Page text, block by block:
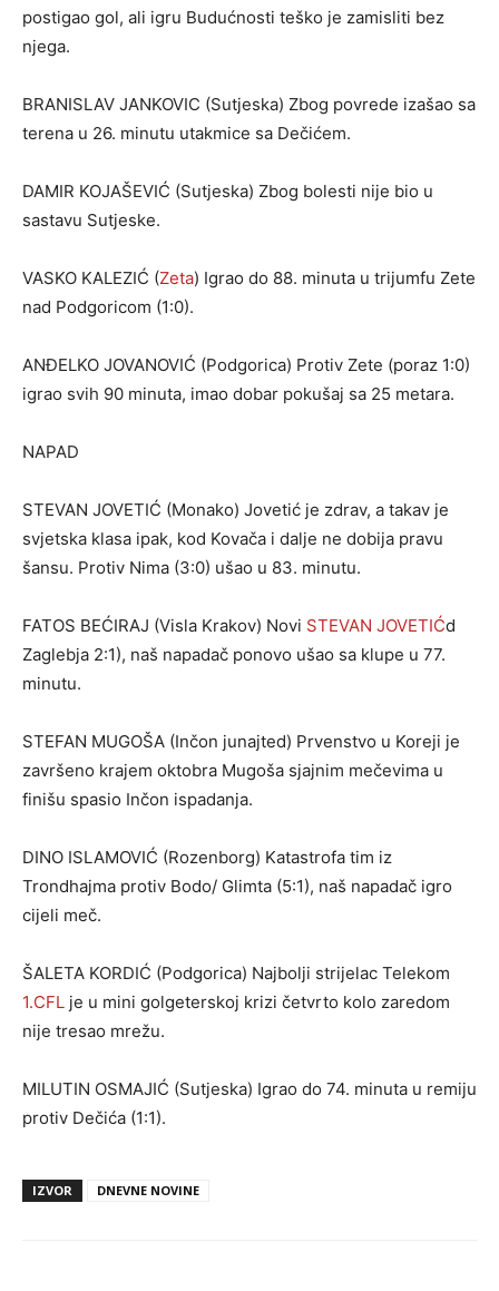
postigao gol, ali igru Budućnosti teško je zamisliti bez
njega.
BRANISLAV JANKOVIC (Sutjeska) Zbog povrede izašao sa
terena u 26. minutu utakmice sa Dečićem.
DAMIR KOJAŠEVIĆ (Sutjeska) Zbog bolesti nije bio u
sastavu Sutjeske.
VASKO KALEZIĆ (Zeta) Igrao do 88. minuta u trijumfu Zete
nad Podgoricom (1:0).
ANĐELKO JOVANOVIĆ (Podgorica) Protiv Zete (poraz 1:0)
igrao svih 90 minuta, imao dobar pokušaj sa 25 metara.
NAPAD
STEVAN JOVETIĆ (Monako) Jovetić je zdrav, a takav je
svjetska klasa ipak, kod Kovača i dalje ne dobija pravu
šansu. Protiv Nima (3:0) ušao u 83. minutu.
FATOS BEĆIRAJ (Visla Krakov) Novi STEVAN JOVETIĆd
Zaglebja 2:1), naš napadač ponovo ušao sa klupe u 77.
minutu.
STEFAN MUGOŠA (Inčon junajted) Prvenstvo u Koreji je
završeno krajem oktobra Mugoša sjajnim mečevima u
finišu spasio Inčon ispadanja.
DINO ISLAMOVIĆ (Rozenborg) Katastrofa tim iz
Trondhajma protiv Bodo/ Glimta (5:1), naš napadač igro
cijeli meč.
ŠALETA KORDIĆ (Podgorica) Najbolji strijelac Telekom
1.CFL je u mini golgeterskoj krizi četvrto kolo zaredom
nije tresao mrežu.
MILUTIN OSMAJIĆ (Sutjeska) Igrao do 74. minuta u remiju
protiv Dečića (1:1).
IZVOR DNEVNE NOVINE